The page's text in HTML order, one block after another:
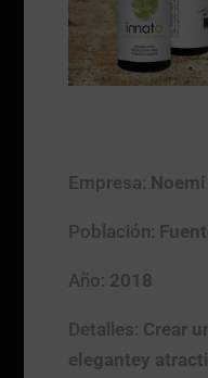
Empresa:
Población:
Año: 2018
Detalles: Crear
elegantey